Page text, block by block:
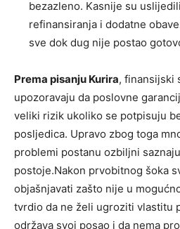
bezazleno. Kasnije su
refinansiranja i dodatne
sve dok dug nije postao
Prema pisanju Kurira, finansijski
upozoravaju da poslovne
veliki rizik ukoliko se potpisuju
posljedica. Upravo zbog toga
problemi postanu ozbiljni
postoje.Nakon prvobitnog šoka
objašnjavati zašto nije u
tvrdio da ne želi ugroziti vlastitu
održava svoj posao i da nema